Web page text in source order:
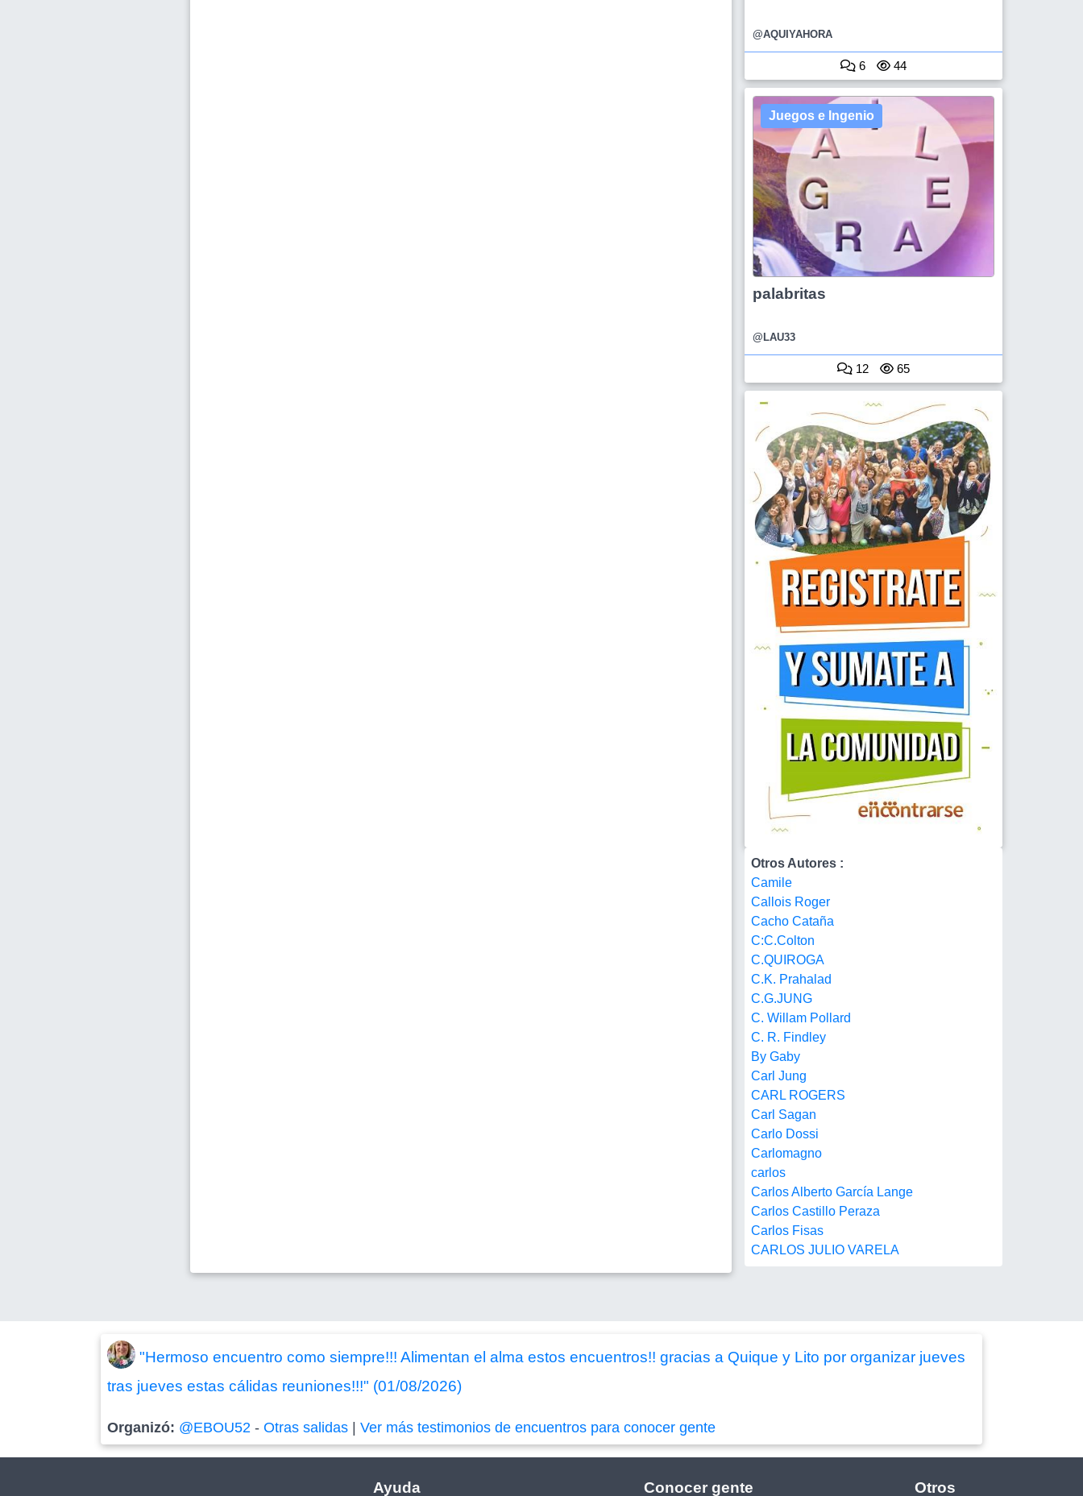
@AQUIYAHORA
6 44
Juegos e Ingenio
palabritas
@LAU33
12 65
Otros Autores :
Camile
Callois Roger
Cacho Cataña
C:C.Colton
C.QUIROGA
C.K. Prahalad
C.G.JUNG
C. Willam Pollard
C. R. Findley
By Gaby
Carl Jung
CARL ROGERS
Carl Sagan
Carlo Dossi
Carlomagno
carlos
Carlos Alberto García Lange
Carlos Castillo Peraza
Carlos Fisas
CARLOS JULIO VARELA
"Hermoso encuentro como siempre!!! Alimentan el alma estos encuentros!! gracias a Quique y Lito por organizar jueves
tras jueves estas cálidas reuniones!!!" (01/08/2026)
Organizó: @EBOU52 -Otras salidas |Ver más testimonios de encuentros para conocer gente
Ayuda Conocer gente Otros